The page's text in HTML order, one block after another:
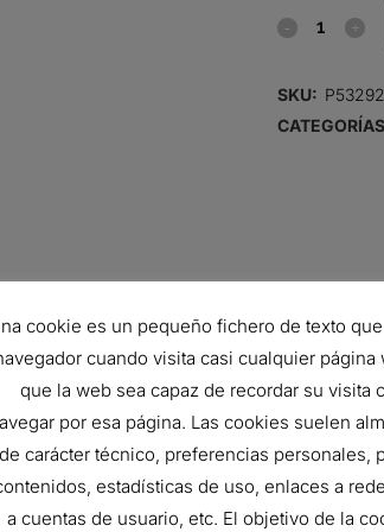
ABRAZADERA,
quantity
SKU:
95 mm
117 mm
cookie es un pequeño fichero de texto
cuando visita casi cualquier página
que la web sea capaz de recordar su visita
por esa página. Las cookies suelen
carácter técnico, preferencias personales,
estadísticas de uso, enlaces a
a cuentas de usuario, etc. El objetivo de la